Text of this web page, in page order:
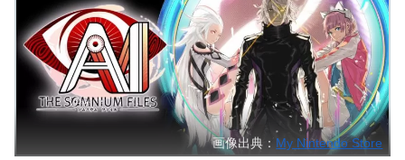
画像出典： My Nintendo Store